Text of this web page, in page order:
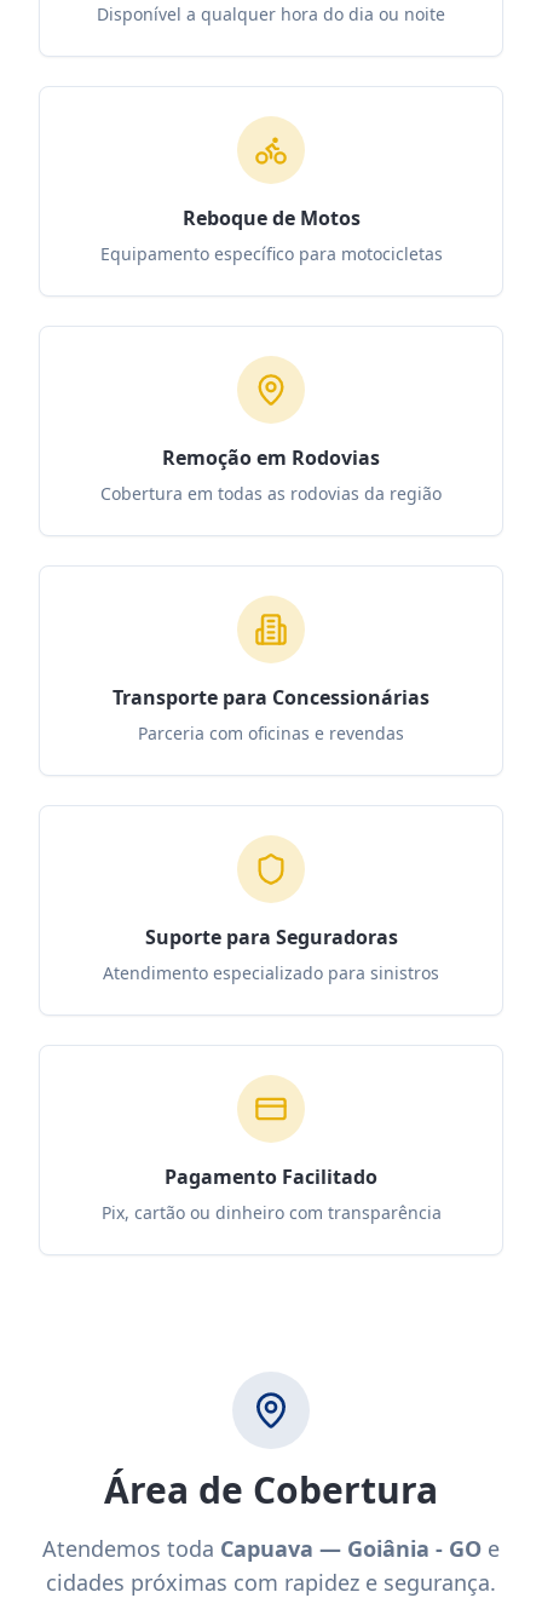
Disponível a qualquer hora do dia ou noite
Reboque de Motos
Equipamento específico para motocicletas
Remoção em Rodovias
Cobertura em todas as rodovias da região
Transporte para Concessionárias
Parceria com oficinas e revendas
Suporte para Seguradoras
Atendimento especializado para sinistros
Pagamento Facilitado
Pix, cartão ou dinheiro com transparência
Área de Cobertura
Atendemos toda Capuava — Goiânia - GO e
cidades próximas com rapidez e segurança.